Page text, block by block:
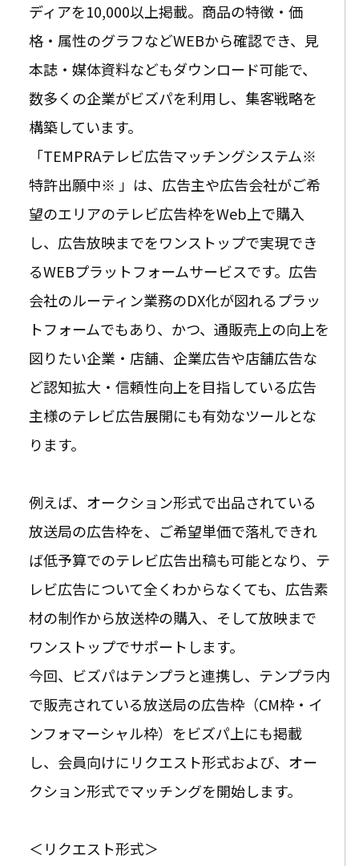
ディアを10,000以上掲載。商品の特徴・価
格・属性のグラフなどWEBから確認でき、見
本誌・媒体資料などもダウンロード可能で、
数多くの企業がビズパを利用し、集客戦略を
構築しています。
「TEMPRAテレビ広告マッチングシステム※
特許出願中※ 」は、広告主や広告会社がご希
望のエリアのテレビ広告枠をWeb上で購入
し、広告放映までをワンストップで実現でき
るWEBプラットフォームサービスです。広告
会社のルーティン業務のDX化が図れるプラッ
トフォームでもあり、かつ、通販売上の向上を
図りたい企業・店舗、企業広告や店舗広告な
ど認知拡大・信頼性向上を目指している広告
主様のテレビ広告展開にも有効なツールとな
ります。
例えば、オークション形式で出品されている
放送局の広告枠を、ご希望単価で落札できれ
ば低予算でのテレビ広告出稿も可能となり、テ
レビ広告について全くわからなくても、広告素
材の制作から放送枠の購入、そして放映まで
ワンストップでサポートします。
今回、ビズパはテンプラと連携し、テンプラ内
で販売されている放送局の広告枠（CM枠・イ
ンフォマーシャル枠）をビズパ上にも掲載
し、会員向けにリクエスト形式および、オー
クション形式でマッチングを開始します。
＜リクエスト形式＞